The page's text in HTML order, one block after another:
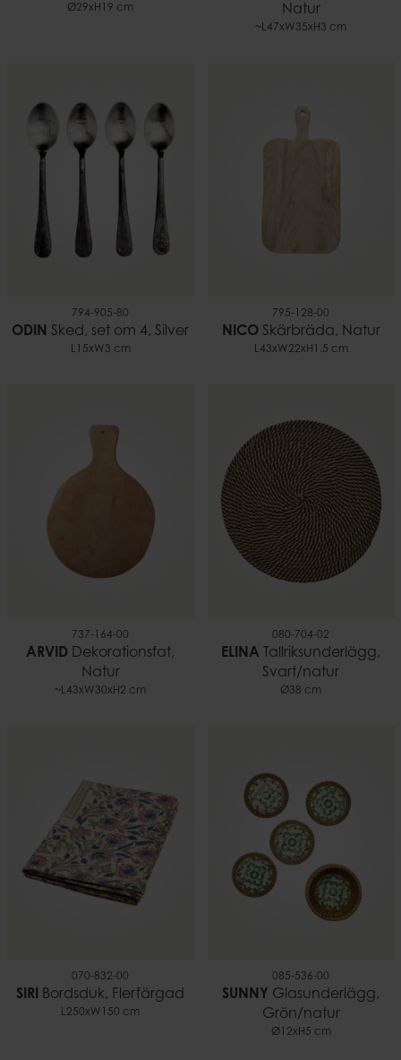
Ø29xH19 cm
Natur
~L47xW35xH3 cm
794-905-80
ODIN Sked, set om 4, Silver
L15xW3 cm
795-128-00
NICOSkärbräda, Natur
L43xW22xH1.5 cm
737-164-00
ARVID Dekorationsfat,
Natur
~L43xW30xH2 cm
080-704-02
ELINA Tallriksunderlägg,
Svart/natur
Ø38 cm
070-832-00
SIRI Bordsduk, Flerfärgad
L250xW150 cm
085-536-00
SUNNY Glasunderlägg,
Grön/natur
Ø12xH5 cm